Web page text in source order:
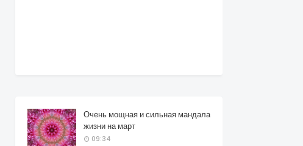
Очень мощная и сильная мандала
жизни на март
09:34